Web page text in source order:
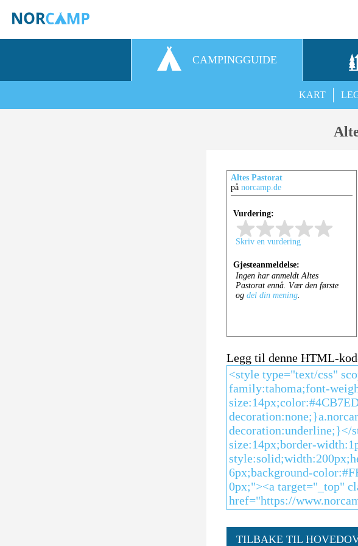
CAMPINGGUIDE
KART
Altes Pastorat
pånorcamp.de
Legg til denne HTML-
TILBAKE TIL